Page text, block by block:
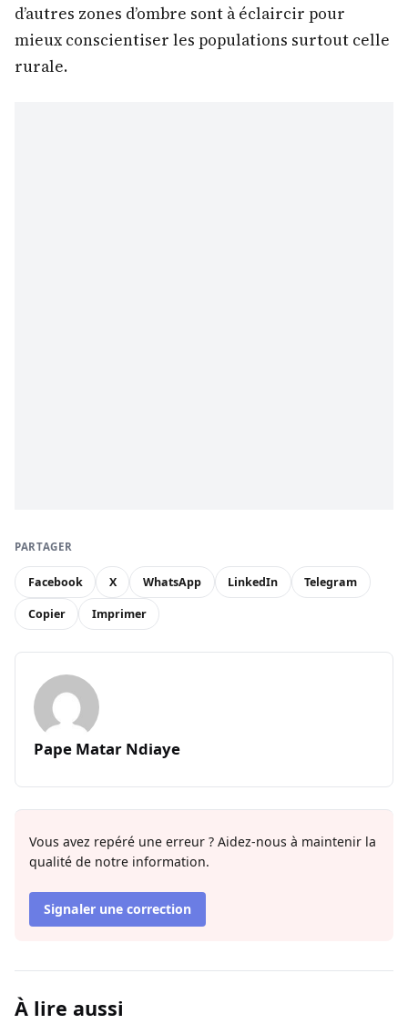
d’autres zones d’ombre sont à éclaircir pour
mieux conscientiser les populations surtout celle
rurale.
PARTAGER
Facebook X WhatsApp LinkedIn Telegram
Copier Imprimer
Pape Matar Ndiaye
Vous avez repéré une erreur ? Aidez-nous à maintenir la
qualité de notre information.
Signaler une correction
À lire aussi